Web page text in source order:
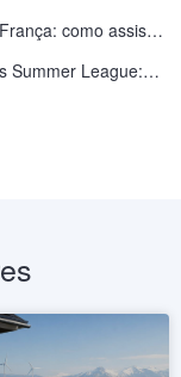
Transmissão ao vivo de basquete EUA x França: como assistir online
Transmissão ao vivo do Raptors vs Knicks Summer League: como assistir